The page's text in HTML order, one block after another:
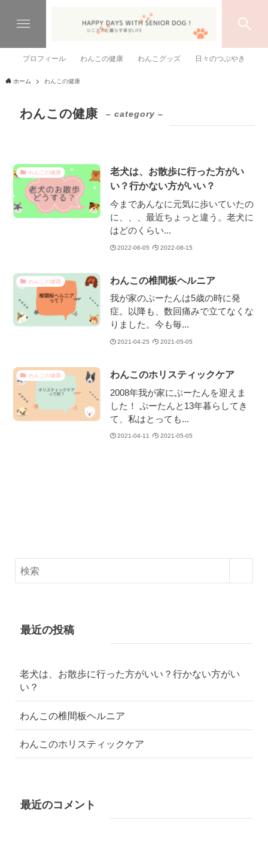
プロフィール わんこの健康 わんこグッズ 日々のつぶやき
ホーム わんこの健康
わんこの健康 – category –
わんこの健康
老犬は、お散歩に行った方がい
い？行かない方がいい？
今まであんなに元気に歩いていたの
に、、、最近ちょっと違う。老犬に
はどのくらい...
2022-06-05 2022-08-15
わんこの健康 わんこの椎間板ヘルニア
我が家のぷーたんは5歳の時に発
症。以降も、数回痛みで立てなくな
りました。今も毎...
2021-04-25 2021-05-05
わんこの健康 わんこのホリスティックケア
2008年我が家にぷーたんを迎えま
した！ ぷーたんと13年暮らしてき
て、私はとっても...
2021-04-11 2021-05-05
最近の投稿
老犬は、お散歩に行った方がいい？行かない方がい
い？
わんこの椎間板ヘルニア
わんこのホリスティックケア
最近のコメント